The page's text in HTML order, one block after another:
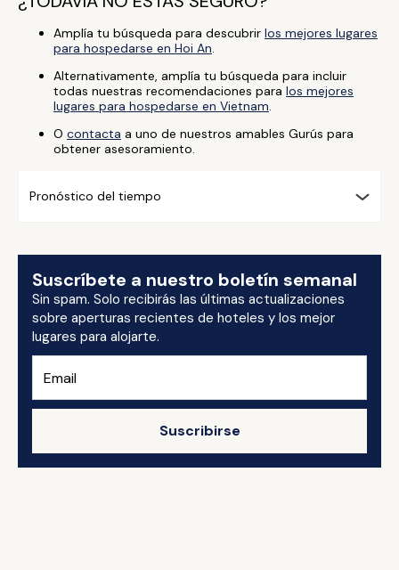
Amplía tu búsqueda para descubrir los mejores lugares
para hospedarse en Hoi An.
Alternativamente, amplía tu búsqueda para incluir
todas nuestras recomendaciones para los mejores
lugares para hospedarse en Vietnam.
O contacta a uno de nuestros amables Gurús para
obtener asesoramiento.
Pronóstico del tiempo
Suscríbete a nuestro boletín semanal
Sin spam. Solo recibirás las últimas actualizaciones
sobre aperturas recientes de hoteles y los mejor
lugares para alojarte.
Suscribirse